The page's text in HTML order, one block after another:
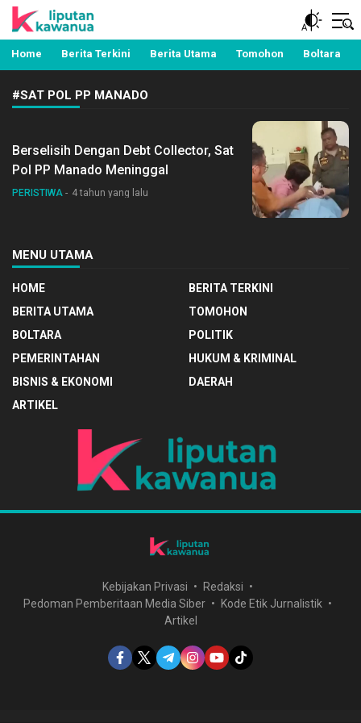
Liputan Kawanua
Berita Manado, Sulawesi Utara, Kawanua, Politik,
Pemerintahan, Hukum Kriminal dan Nasional
Home Berita Terkini Berita Utama Tomohon Boltara
#SAT POL PP MANADO
Berselisih Dengan Debt Collector, Sat
Pol PP Manado Meninggal
PERISTIWA 4 tahun yang lalu
MENU UTAMA
HOME
BERITA TERKINI
BERITA UTAMA
TOMOHON
BOLTARA
POLITIK
PEMERINTAHAN
HUKUM & KRIMINAL
BISNIS & EKONOMI
DAERAH
ARTIKEL
Kebijakan Privasi
Redaksi
Pedoman Pemberitaan Media Siber
Kode Etik Jurnalistik
Artikel